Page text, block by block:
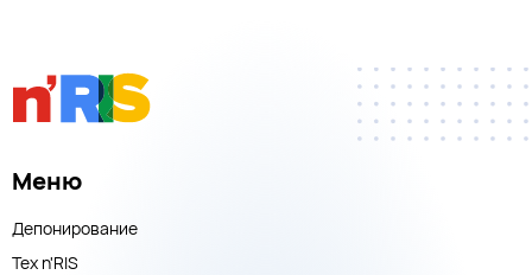
Меню
Депонирование
Тех n'RIS